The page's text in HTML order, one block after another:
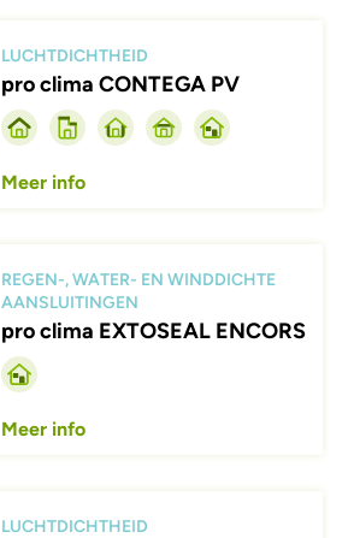
LUCHTDICHTHEID
pro clima CONTEGA PV
Meer info
REGEN-, WATER- EN WINDDICHTE
AANSLUITINGEN
pro clima EXTOSEAL ENCORS
Meer info
LUCHTDICHTHEID